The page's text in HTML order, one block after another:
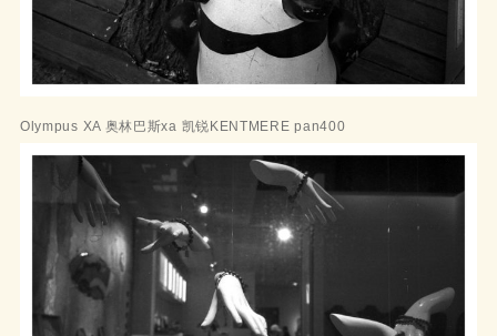
Olympus XA 奥林巴斯xa 凯锐KENTMERE pan400